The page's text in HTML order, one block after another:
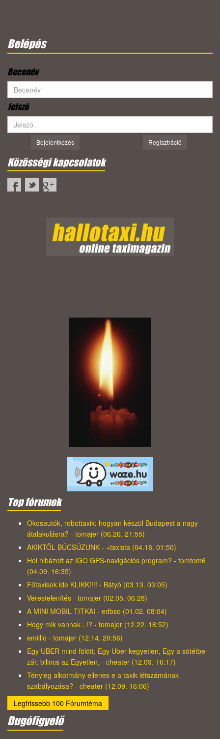
Belépés
Becenév
Jelszó
Bejelentkezés Regisztráció
Közösségi kapcsolatok
Top fórumok
Okosautók, robottaxik: hogyan készül Budapest a nagy
átalakulásra? - tomajer (06.26. 21:55)
AKIKTŐL BÚCSÚZUNK - +taxista (04.18. 01:50)
Hol hibázott az IGO GPS-navigációs program? - tomtom6
(04.09. 16:35)
Főtaxisok ide KLIKK!!!! - Bátyó (03.13. 03:05)
Verestelenítés - tomajer (02.05. 06:28)
A MINI MOBIL TITKAI - edbso (01.02. 08:04)
Hogy mik vannak...!? - tomajer (12.22. 18:52)
emillio - tomajer (12.14. 20:56)
Egy UBER mind fölött, Egy Uber kegyetlen, Egy a sötétbe
zár, bilincs az Egyetlen, - cheater (12.09. 16:17)
Tényleg alkotmány ellenes e a taxik létszámának
szabályozása? - cheater (12.09. 16:06)
Legfrissebb 100 Fórumtéma
Dugófigyelő